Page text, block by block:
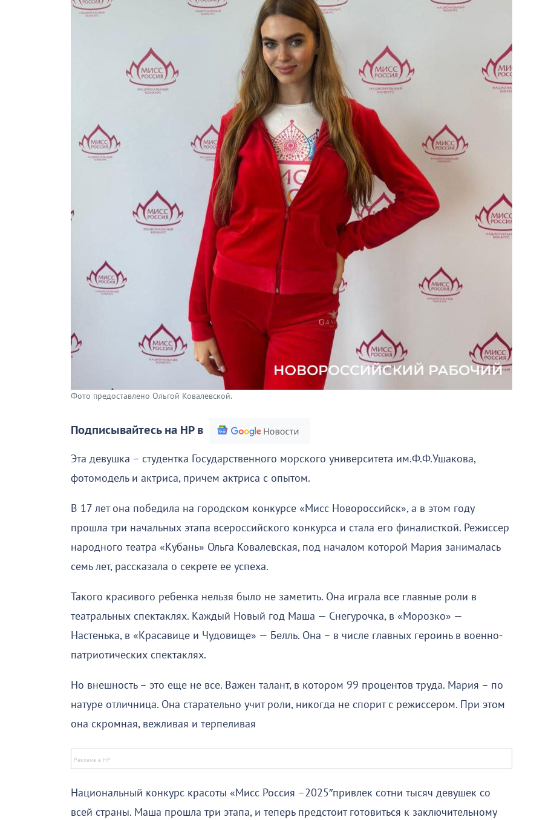
Фото предоставлено Ольгой Ковалевской.
Подписывайтесь на НР в
Эта девушка – студентка Государственного морского университета им.Ф.Ф.Ушакова,
фотомодель и актриса, причем актриса с опытом.
В 17 лет она победила на городском конкурсе «Мисс Новороссийск», а в этом году
прошла три начальных этапа всероссийского конкурса и стала его финалисткой. Режиссер
народного театра «Кубань» Ольга Ковалевская, под началом которой Мария занималась
семь лет, рассказала о секрете ее успеха.
Такого красивого ребенка нельзя было не заметить. Она играла все главные роли в
театральных спектаклях. Каждый Новый год Маша — Снегурочка, в «Морозко» —
Настенька, в «Красавице и Чудовище» — Белль. Она – в числе главных героинь в военно-
патриотических спектаклях.
Но внешность – это еще не все. Важен талант, в котором 99 процентов труда. Мария – по
натуре отличница. Она старательно учит роли, никогда не спорит с режиссером. При этом
она скромная, вежливая и терпеливая
Национальный конкурс красоты «Мисс Россия –2025″привлек сотни тысяч девушек со
всей страны. Маша прошла три этапа, и теперь предстоит готовиться к заключительному